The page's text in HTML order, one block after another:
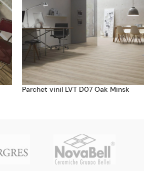
Parchet vinil LVT D07 Oak Minsk